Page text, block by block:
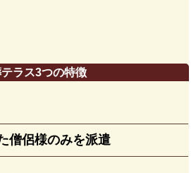
ラス3つの特徴
僧侶様のみを派遣